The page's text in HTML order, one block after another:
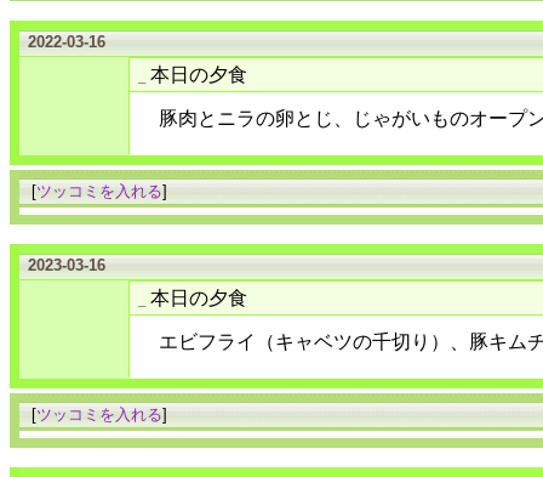
2022-03-16
本日の夕食
豚肉とニラの卵とじ、じゃがいものオープ
[ツッコミを入れる]
2023-03-16
本日の夕食
エビフライ（キャベツの千切り）、豚キム
[ツッコミを入れる]